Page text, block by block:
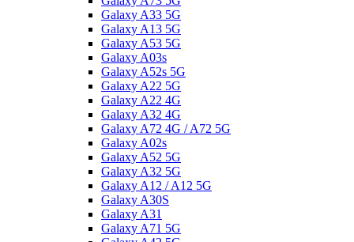
Galaxy A33 5G
Galaxy A13 5G
Galaxy A53 5G
Galaxy A03s
Galaxy A52s 5G
Galaxy A22 5G
Galaxy A22 4G
Galaxy A32 4G
Galaxy A72 4G / A72 5G
Galaxy A02s
Galaxy A52 5G
Galaxy A32 5G
Galaxy A12 / A12 5G
Galaxy A30S
Galaxy A31
Galaxy A71 5G